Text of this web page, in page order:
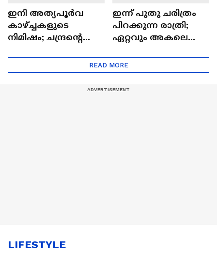
ഇനി അത്യപൂര്‍വ
കാഴ്ച്ചകളുടെ
നിമിഷം; ചന്ദ്രന്റെ
ഒറിയോണിന്റെ യാത്ര
ആരംഭിച്ചു
ഇന്ന് പുതു ചരിത്രം
പിറക്കുന്ന രാത്രി;
ഏറ്റവും അകലെ
READ MORE
LIFESTYLE